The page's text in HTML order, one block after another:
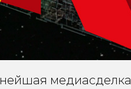
медиасделка